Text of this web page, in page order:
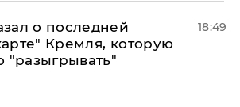
о последней
Кремля, которую
"разыгрывать"
18:49